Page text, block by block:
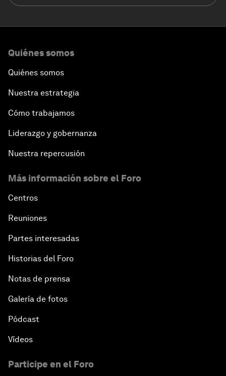
Quiénes somos
Quiénes somos
Nuestra estrategia
Cómo trabajamos
Liderazgo y gobernanza
Nuestra repercusión
Más información sobre el Foro
Centros
Reuniones
Partes interesadas
Historias del Foro
Notas de prensa
Galería de fotos
Pódcast
Vídeos
Participe en el Foro